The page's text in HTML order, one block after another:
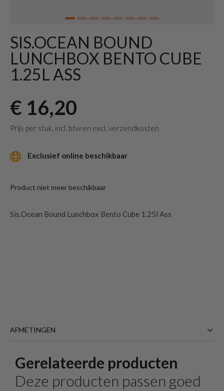
SIS.OCEAN BOUND
LUNCHBOX BENTO CUBE
1.25L ASS
€ 16,20
Prijs per stuk, incl. btw en excl. verzendkosten
Exclusief online beschikbaar
Product niet meer beschikbaar
Sis.Ocean Bound Lunchbox Bento Cube 1.25l Ass
AFMETINGEN
BREEDTE 18.6 cm
16.8 cm
HOOGTE 7.7 cm
Gerelateerde producten
Deze producten passen goed
Sis.Ocean Bound Lunchbox Bento Cube
1.25l Ass is toegevoegd aan je winkelmandje